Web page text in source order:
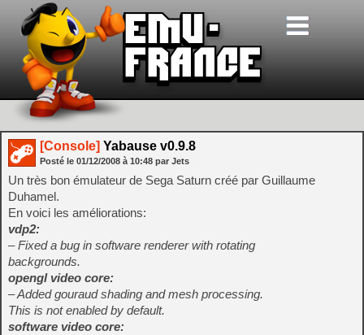
[Console] Yabause v0.9.8
Posté le 01/12/2008 à 10:48 par Jets
Un très bon émulateur de Sega Saturn créé par Guillaume
Duhamel.
En voici les améliorations:
vdp2:
– Fixed a bug in software renderer with rotating
backgrounds.
opengl video core:
– Added gouraud shading and mesh processing.
This is not enabled by default.
software video core: